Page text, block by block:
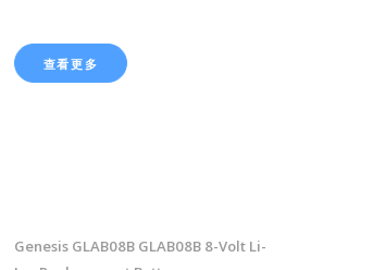
查看更多
Genesis GLAB08B GLAB08B 8-Volt Li-